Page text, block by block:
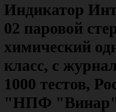
Индикатор
02 паровой
химический
класс, с
1000 тестов,
"НПФ